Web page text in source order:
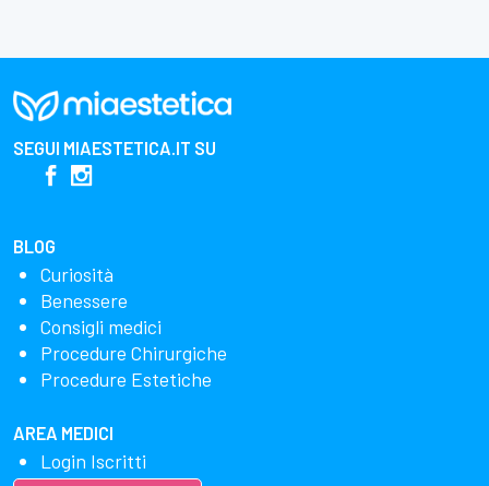
SEGUI MIAESTETICA.IT SU
BLOG
Curiosità
Benessere
Consigli medici
Procedure Chirurgiche
Procedure Estetiche
AREA MEDICI
Login Iscritti